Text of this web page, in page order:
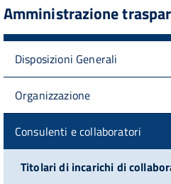
Amministrazione
Disposizioni Generali
Organizzazione
Consulenti e collaboratori
Titolari di incarichi di